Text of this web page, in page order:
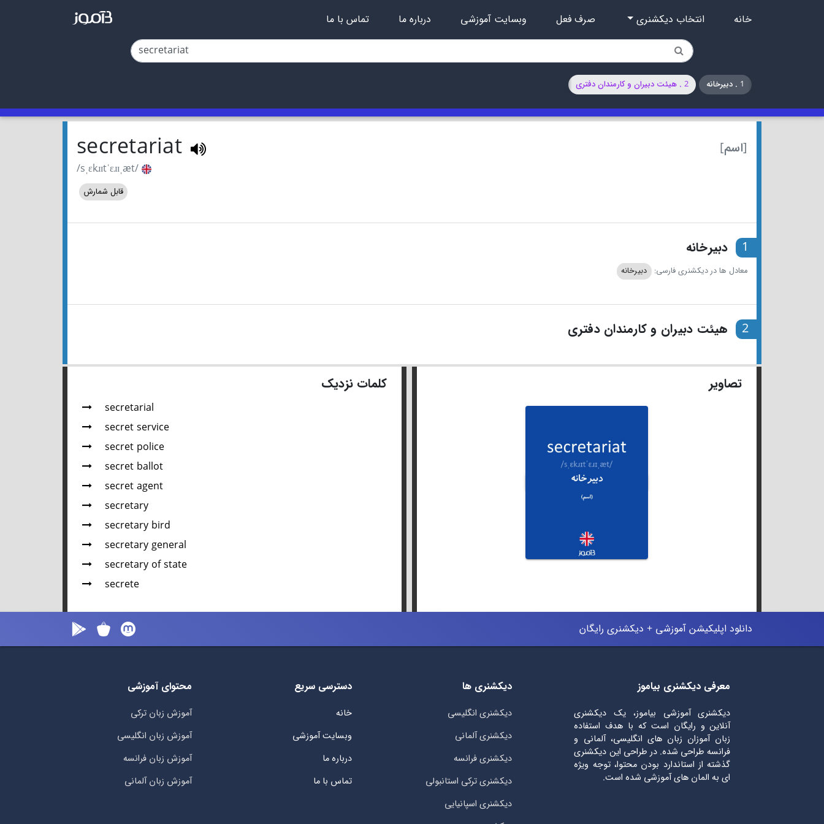
خانه انتخاب دیکشنری صرف فعل وبسایت آموزشی درباره ما تماس با ما
1 . دبیرخانه 2 . هیئت دبیران و کارمندان دفتری
[اسم] secretariat
/sˌɛkɹɪtˈɛɹɪˌæt/
قابل شمارش
1 دبیرخانه
معادل ها در دیکشنری فارسی: دبیرخانه
2 هیئت دبیران و کارمندان دفتری
تصاویر کلمات نزدیک
secretarial
secret service
secret police
secret ballot
secret agent
secretary
secretary bird
secretary general
secretary of state
secrete
دانلود اپلیکیشن آموزشی + دیکشنری رایگان
معرفی دیکشنری بیاموز
دیکشنری آموزشی بیاموز، یک دیکشنری
آنلاین و رایگان است که با هدف استفاده
زبان آموزان زبان های انگلیسی، آلمانی و
فرانسه طراحی شده. در طراحی این دیکشنری
گذشته از استاندارد بودن محتوا، توجه ویژه
ای به المان های آموزشی شده است.
دیکشنری ها
دیکشنری انگلیسی
دیکشنری آلمانی
دیکشنری فرانسه
دیکشنری ترکی استانبولی
دیکشنری اسپانیایی
دسترسی سریع
خانه
وبسایت آموزشی
درباره ما
تماس با ما
محتوای آموزشی
آموزش زبان ترکی
آموزش زبان انگلیسی
آموزش زبان فرانسه
آموزش زبان آلمانی